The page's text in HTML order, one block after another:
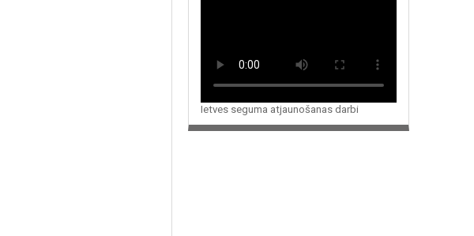
Ietves seguma atjaunošanas darbi